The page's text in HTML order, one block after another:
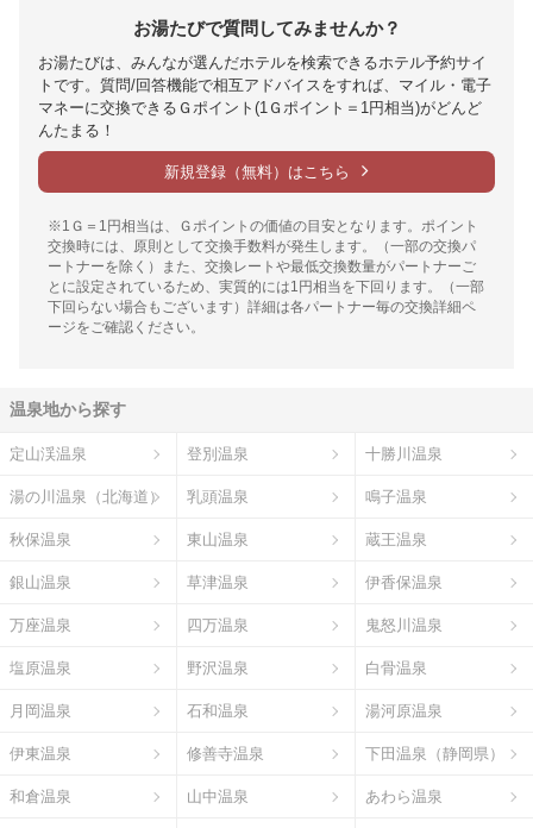
お湯たびで質問してみませんか？
お湯たびは、みんなが選んだホテルを検索できるホテル予約サイ
トです。質問/回答機能で相互アドバイスをすれば、マイル・電子
マネーに交換できるＧポイント(1Ｇポイント＝1円相当)がどんど
んたまる！
新規登録（無料）はこちら
※1Ｇ＝1円相当は、Ｇポイントの価値の目安となります。ポイント
交換時には、原則として交換手数料が発生します。（一部の交換パ
ートナーを除く）また、交換レートや最低交換数量がパートナーご
とに設定されているため、実質的には1円相当を下回ります。（一部
下回らない場合もございます）詳細は各パートナー毎の交換詳細ペ
ージをご確認ください。
温泉地から探す
定山渓温泉 登別温泉 十勝川温泉
湯の川温泉（北海道） 乳頭温泉 鳴子温泉
秋保温泉 東山温泉 蔵王温泉
銀山温泉 草津温泉 伊香保温泉
万座温泉 四万温泉 鬼怒川温泉
塩原温泉 野沢温泉 白骨温泉
月岡温泉 石和温泉 湯河原温泉
伊東温泉 修善寺温泉 下田温泉（静岡県）
和倉温泉 山中温泉 あわら温泉